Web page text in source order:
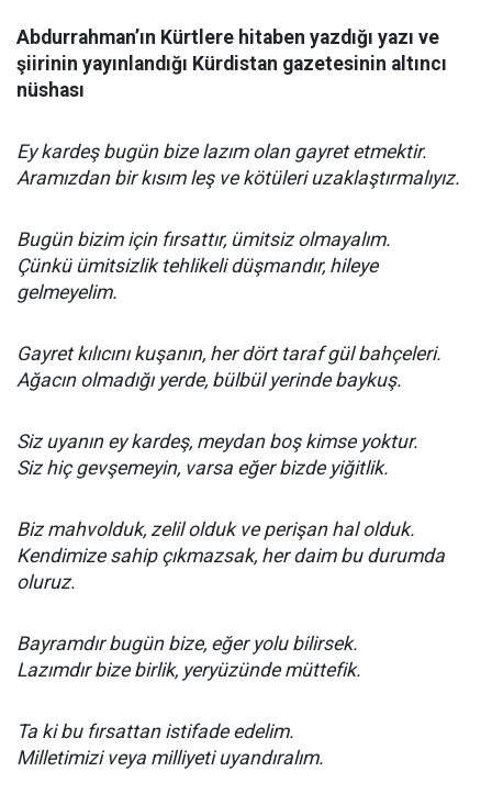
Abdurrahman’ın Kürtlere hitaben yazdığı yazı ve
şiirinin yayınlandığı Kürdistan gazetesinin altıncı
nüshası
Ey kardeş bugün bize lazım olan gayret etmektir.
Aramızdan bir kısım leş ve kötüleri uzaklaştırmalıyız.
Bugün bizim için fırsattır, ümitsiz olmayalım.
Çünkü ümitsizlik tehlikeli düşmandır, hileye
gelmeyelim.
Gayret kılıcını kuşanın, her dört taraf gül bahçeleri.
Ağacın olmadığı yerde, bülbül yerinde baykuş.
Siz uyanın ey kardeş, meydan boş kimse yoktur.
Siz hiç gevşemeyin, varsa eğer bizde yiğitlik.
Biz mahvolduk, zelil olduk ve perişan hal olduk.
Kendimize sahip çıkmazsak, her daim bu durumda
oluruz.
Bayramdır bugün bize, eğer yolu bilirsek.
Lazımdır bize birlik, yeryüzünde müttefik.
Ta ki bu fırsattan istifade edelim.
Milletimizi veya milliyeti uyandıralım.